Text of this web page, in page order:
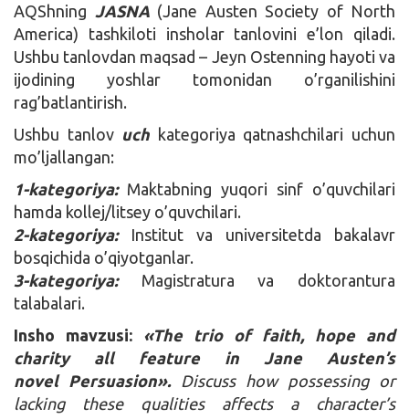
AQShning JASNA (Jane Austen Society of North
America) tashkiloti insholar tanlovini e’lon qiladi.
Ushbu tanlovdan maqsad – Jeyn Ostenning hayoti va
ijodining yoshlar tomonidan o’rganilishini
rag’batlantirish.
Ushbu tanlov uch kategoriya qatnashchilari uchun
mo’ljallangan:
1-kategoriya:Maktabning yuqori sinf o’quvchilari
hamda kollej/litsey o’quvchilari.
2-kategoriya:
Institut va universitetda bakalavr
bosqichida o’qiyotganlar.
3-kategoriya:Magistratura va doktorantura
talabalari.
Insho mavzusi:
«The trio of faith, hope and
charity all feature in Jane Austen’s
novel Persuasion».Discuss how possessing or
lacking these qualities affects a character’s